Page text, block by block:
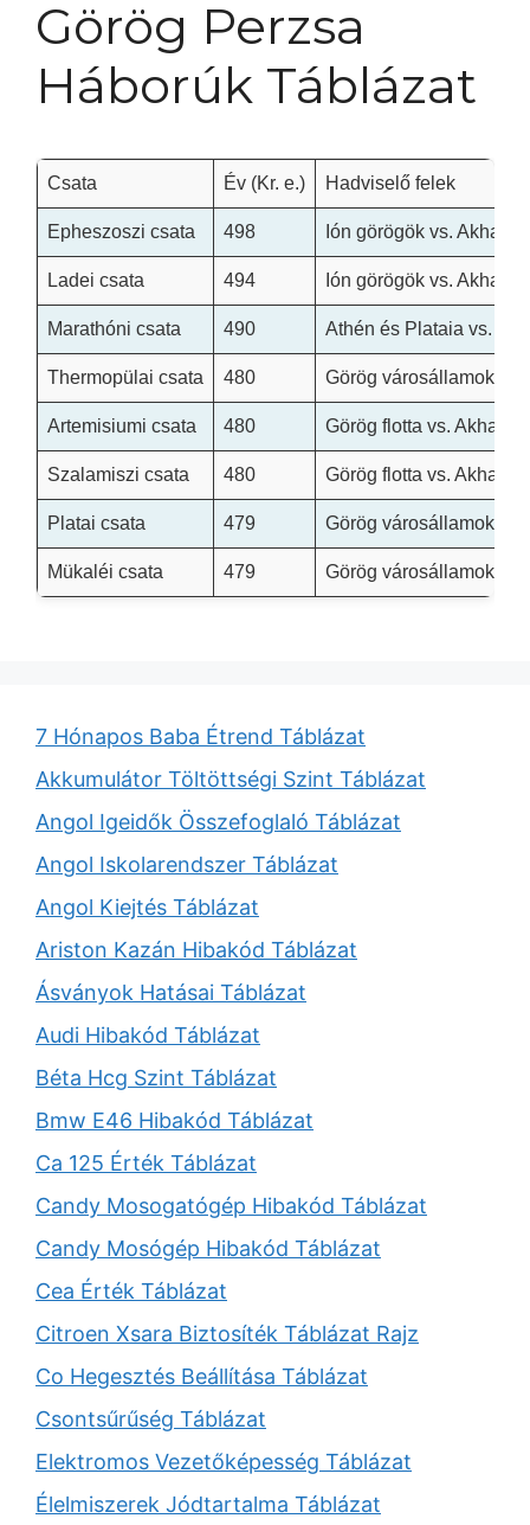
Görög Perzsa
Háborúk Táblázat
Csata Év (Kr. e.) Hadviselő felek
Epheszoszi csata 498 Ión görögök vs.
Ladei csata 494 Ión görögök vs.
Marathóni csata 490 Athén és Plataia vs.
Thermopülai csata 480 Görög városállamok
Artemisiumi csata 480 Görög flotta vs.
Szalamiszi csata 480 Görög flotta vs.
Platai csata 479 Görög városállamok
Mükaléi csata 479 Görög városállamok
7 Hónapos Baba Étrend Táblázat
Akkumulátor Töltöttségi Szint Táblázat
Angol Igeidők Összefoglaló Táblázat
Angol Iskolarendszer Táblázat
Angol Kiejtés Táblázat
Ariston Kazán Hibakód Táblázat
Ásványok Hatásai Táblázat
Audi Hibakód Táblázat
Béta Hcg Szint Táblázat
Bmw E46 Hibakód Táblázat
Ca 125 Érték Táblázat
Candy Mosogatógép Hibakód Táblázat
Candy Mosógép Hibakód Táblázat
Cea Érték Táblázat
Citroen Xsara Biztosíték Táblázat Rajz
Co Hegesztés Beállítása Táblázat
Csontsűrűség Táblázat
Elektromos Vezetőképesség Táblázat
Élelmiszerek Jódtartalma Táblázat